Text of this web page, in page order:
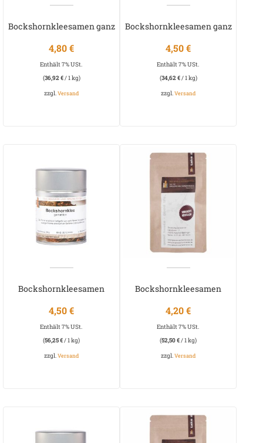
Bockshornkleesamen ganz
4,80€
Enthält 7% USt.
(36,92€/ 1 kg)
zzgl.Versand
Bockshornkleesamen ganz
4,50€
Enthält 7% USt.
(34,62€/ 1 kg)
zzgl.Versand
Bockshornkleesamen
4,50€
Enthält 7% USt.
(56,25€/ 1 kg)
zzgl.Versand
Bockshornkleesamen
4,20€
Enthält 7% USt.
(52,50€/ 1 kg)
zzgl.Versand